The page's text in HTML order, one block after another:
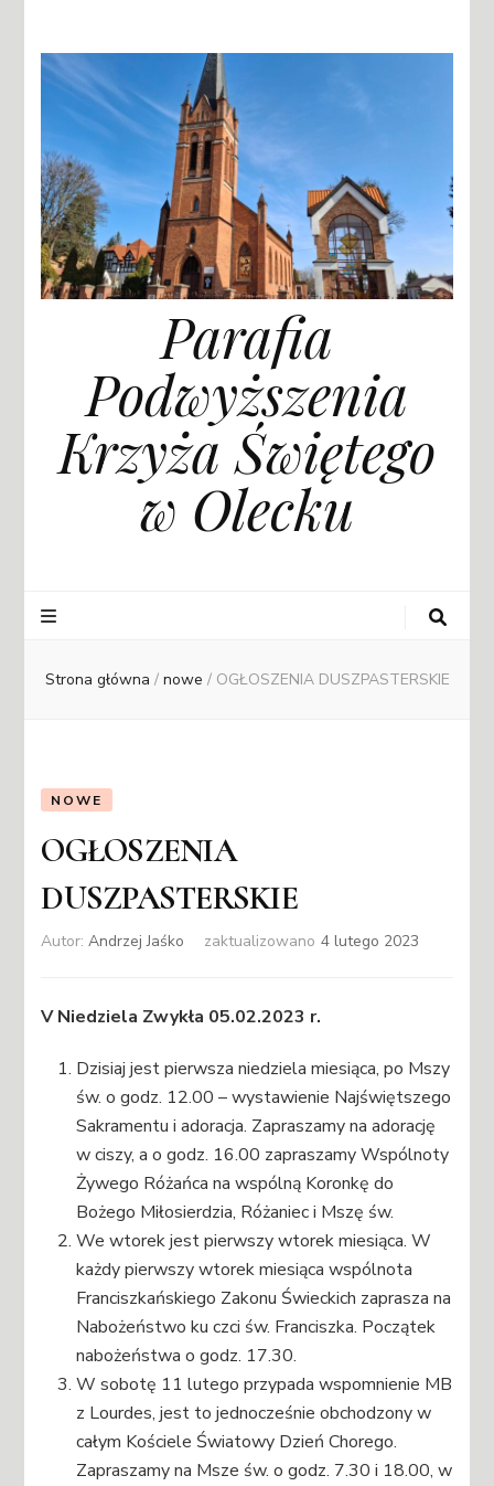
Parafia
Podwyższenia
Krzyża Świętego
w Olecku
Strona główna / nowe / OGŁOSZENIA DUSZPASTERSKIE
NOWE
OGŁOSZENIA
DUSZPASTERSKIE
Autor:Andrzej Jaśko zaktualizowano 4 lutego 2023
V Niedziela Zwykła 05.02.2023 r.
Dzisiaj jest pierwsza niedziela miesiąca, po Mszy
św. o godz. 12.00 – wystawienie Najświętszego
Sakramentu i adoracja. Zapraszamy na adorację
w ciszy, a o godz. 16.00 zapraszamy Wspólnoty
Żywego Różańca na wspólną Koronkę do
Bożego Miłosierdzia, Różaniec i Mszę św.
We wtorek jest pierwszy wtorek miesiąca. W
każdy pierwszy wtorek miesiąca wspólnota
Franciszkańskiego Zakonu Świeckich zaprasza na
Nabożeństwo ku czci św. Franciszka. Początek
nabożeństwa o godz. 17.30.
W sobotę 11 lutego przypada wspomnienie MB
z Lourdes, jest to jednocześnie obchodzony w
całym Kościele Światowy Dzień Chorego.
Zapraszamy na Msze św. o godz. 7.30 i 18.00, w